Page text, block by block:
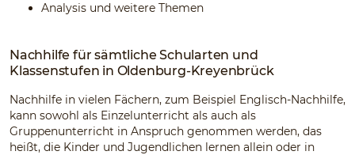
Analysis und weitere Themen
Nachhilfe für sämtliche Schularten und
Klassenstufen in Oldenburg-Kreyenbrück
Nachhilfe in vielen Fächern, zum Beispiel Englisch-Nachhilfe,
kann sowohl als Einzelunterricht als auch als
Gruppenunterricht in Anspruch genommen werden, das
heißt, die Kinder und Jugendlichen lernen allein oder in